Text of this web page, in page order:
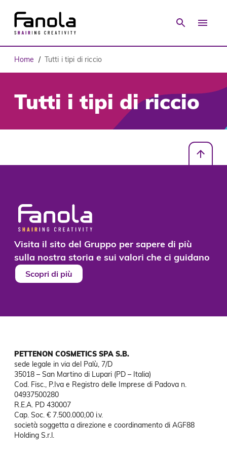
Home / Tutti i tipi di riccio
Tutti i tipi di riccio
Visita il sito del Gruppo per sapere di più
sulla nostra storia e sui valori che ci guidano
Scopri di più
PETTENON COSMETICS SPA S.B.
sede legale in via del Palù, 7/D
35018 – San Martino di Lupari (PD – Italia)
Cod. Fisc., P.Iva e Registro delle Imprese di Padova n.
04937500280
R.E.A. PD 430007
Cap. Soc. € 7.500.000,00 i.v.
società soggetta a direzione e coordinamento di AGF88
Holding S.r.l.